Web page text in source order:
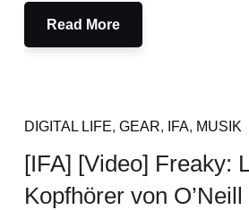
Read More
DIGITAL LIFE, GEAR, IFA, MUSIK
[IFA] [Video] Freaky:
Kopfhörer von